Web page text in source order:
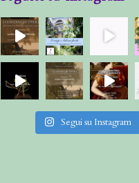
Segui su Instagram